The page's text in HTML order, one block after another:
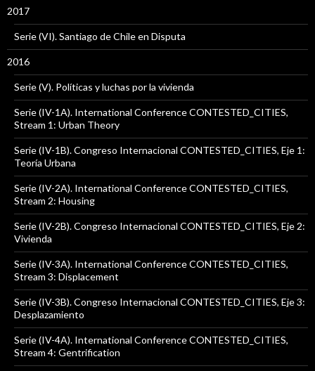
2017
Serie (VI). Santiago de Chile en Disputa
2016
Serie (V). Políticas y luchas por la vivienda
Serie (IV-1A). International Conference CONTESTED_CITIES,
Stream 1: Urban Theory
Serie (IV-1B). Congreso Internacional CONTESTED_CITIES, Eje 1:
Teoría Urbana
Serie (IV-2A). International Conference CONTESTED_CITIES,
Stream 2: Housing
Serie (IV-2B). Congreso Internacional CONTESTED_CITIES, Eje 2:
Vivienda
Serie (IV-3A). International Conference CONTESTED_CITIES,
Stream 3: Displacement
Serie (IV-3B). Congreso Internacional CONTESTED_CITIES, Eje 3:
Desplazamiento
Serie (IV-4A). International Conference CONTESTED_CITIES,
Stream 4: Gentrification